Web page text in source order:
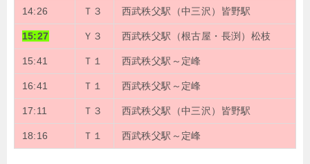
14:26 Ｔ３ 西武秩父駅（中三沢）皆野駅
15:27 Ｙ３ 西武秩父駅（根古屋・長渕）松枝
15:41 Ｔ１ 西武秩父駅～定峰
16:41 Ｔ１ 西武秩父駅～定峰
17:11 Ｔ３ 西武秩父駅（中三沢）皆野駅
18:16 Ｔ１ 西武秩父駅～定峰